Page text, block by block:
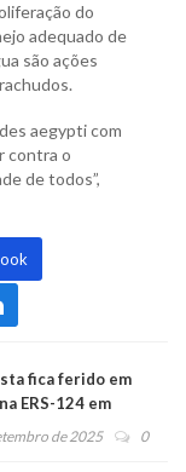
do
adequado de
são ações
aegypti com
contra o
de todos”,
fica ferido em
ERS-124 em
de 2025 0